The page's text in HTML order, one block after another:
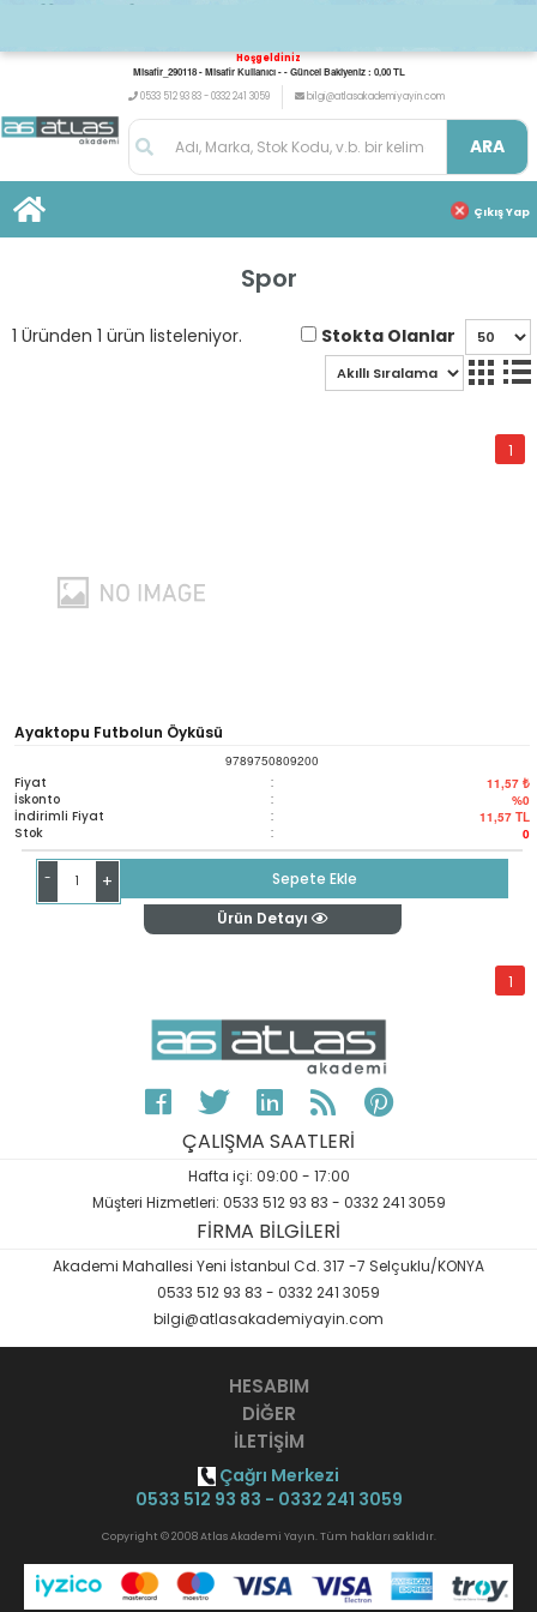
Hoşgeldiniz
Misafir_290118 - Misafir Kullanıcı - - Güncel Bakiyeniz : 0,00 TL
0533 512 93 83 - 0332 241 3059
bilgi@atlasakademiyayin.com
ARA
Çıkış Yap
Spor
1 Üründen 1 ürün listeleniyor. Stokta Olanlar
1
Ayaktopu Futbolun Öyküsü
9789750809200
Fiyat : 11,57 ₺
İskonto : %0
İndirimli Fiyat : 11,57 TL
Stok : 0
- +
Sepete Ekle
Ürün Detayı
1
ÇALIŞMA SAATLERİ
Hafta içi: 09:00 - 17:00
Müşteri Hizmetleri: 0533 512 93 83 - 0332 241 3059
FİRMA BİLGİLERİ
Akademi Mahallesi Yeni İstanbul Cd. 317 -7 Selçuklu/KONYA
0533 512 93 83 - 0332 241 3059
bilgi@atlasakademiyayin.com
HESABIM
DİĞER
İLETİŞİM
Çağrı Merkezi
0533 512 93 83 - 0332 241 3059
Copyright © 2008 Atlas Akademi Yayın. Tüm hakları saklıdır.